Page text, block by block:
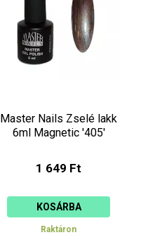
Master Nails Zselé lakk
6ml Magnetic '405'
1 649 Ft
KOSÁRBA
Raktáron